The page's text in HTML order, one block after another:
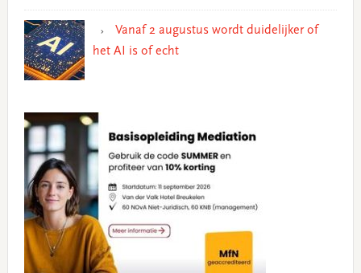
Vanaf 2 augustus wordt duidelijker of
het AI is of echt